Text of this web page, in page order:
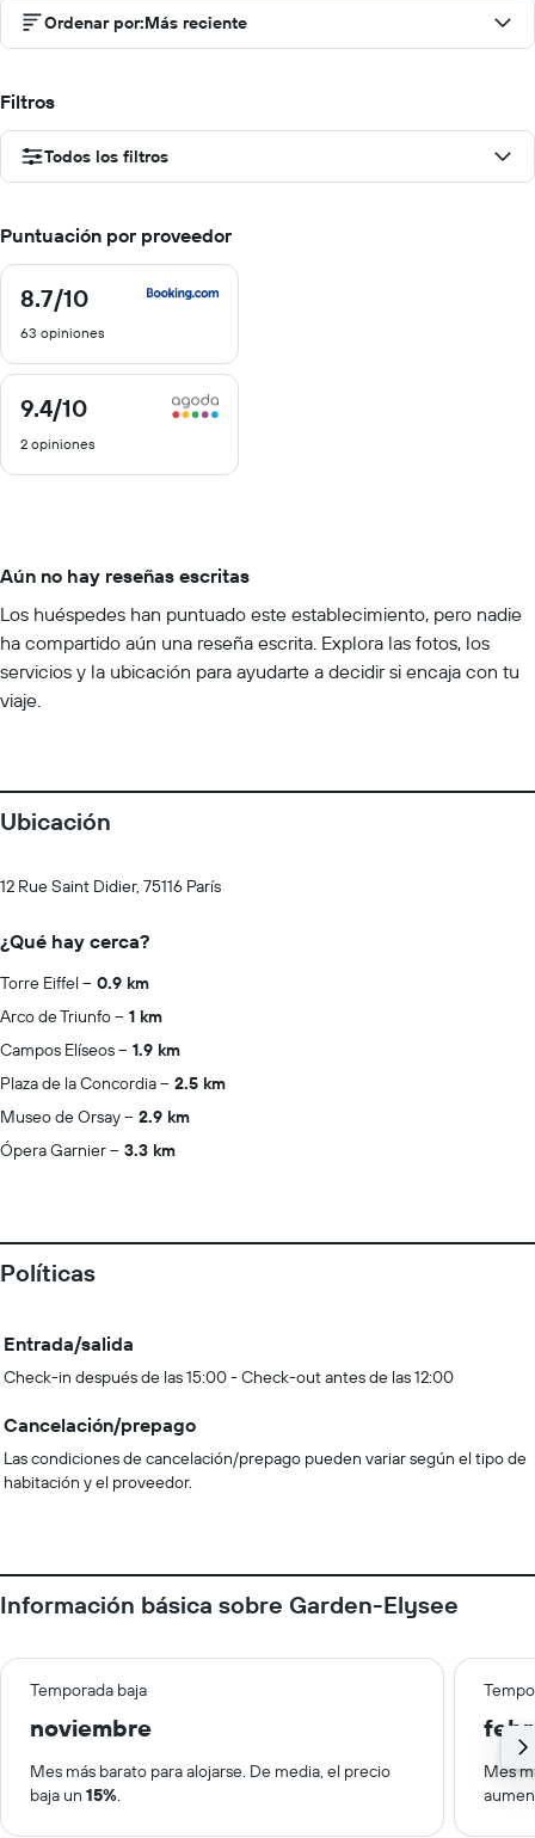
Ordenar por:Más reciente
Filtros
Todos los filtros
Puntuación por proveedor
8.7/10
8.7
10
63 opiniones
9.4/10
9.4
10
2 opiniones
Aún no hay reseñas escritas
Los huéspedes han puntuado este establecimiento, pero nadie
ha compartido aún una reseña escrita. Explora las fotos, los
servicios y la ubicación para ayudarte a decidir si encaja con tu
viaje.
Ubicación
12 Rue Saint Didier, 75116 París
¿Qué hay cerca?
Torre Eiffel
0.9 km
Arco de Triunfo
1 km
Campos Elíseos
1.9 km
Plaza de la Concordia
2.5 km
Museo de Orsay
2.9 km
Ópera Garnier
3.3 km
Políticas
Entrada/salida
Check-in después de las 15:00 - Check-out antes de las 12:00
Cancelación/prepago
Las condiciones de cancelación/prepago pueden variar según el tipo de
habitación y el proveedor.
Información básica sobre Garden-Elysee
Temporada baja
noviembre
Mes más barato para alojarse. De media, el precio
baja un 15%.
Mes